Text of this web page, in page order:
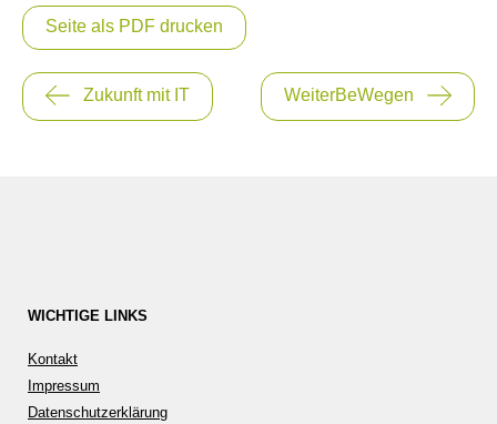
Seite als PDF drucken
Beitragsnavigation
Zukunft mit IT WeiterBeWegen
WICHTIGE LINKS
Kontakt
Impressum
Datenschutzerklärung